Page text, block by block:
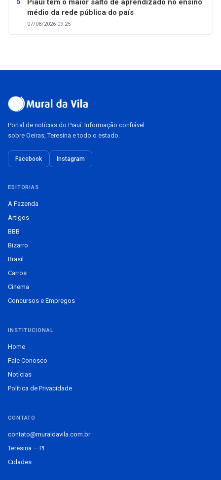
Piauí tem o maior salto de aprendizado no ensino
médio da rede pública do país
07/08/2026 09:25
Portal de notícias do Piauí. Informação confiável
sobre Oeiras, Teresina e todo o estado.
Facebook Instagram
EDITORIAS
A Fazenda
Artigos
BBB
Bizarro
Brasil
Carros
Cinema
Concursos e Empregos
INSTITUCIONAL
Home
Fale Conosco
Notícias
Política de Privacidade
CONTATO
contato@muraldavila.com.br
Teresina — PI
Cidades